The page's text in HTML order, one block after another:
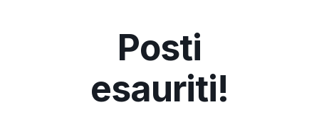
Posti
esauriti!